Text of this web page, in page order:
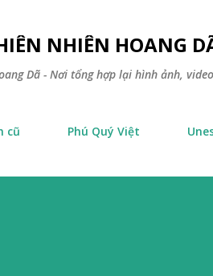
NHIÊN HOANG
Dã - Nơi tổng hợp lại hình ảnh,
cũ Phú Quý Việt